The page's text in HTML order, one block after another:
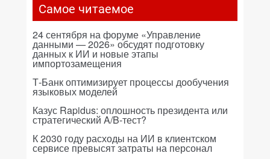
Самое читаемое
24 сентября на форуме «Управление
данными — 2026» обсудят подготовку
данных к ИИ и новые этапы
импортозамещения
Т-Банк оптимизирует процессы дообучения
языковых моделей
Казус Rapidus: оплошность президента или
стратегический A/B-тест?
К 2030 году расходы на ИИ в клиентском
сервисе превысят затраты на персонал